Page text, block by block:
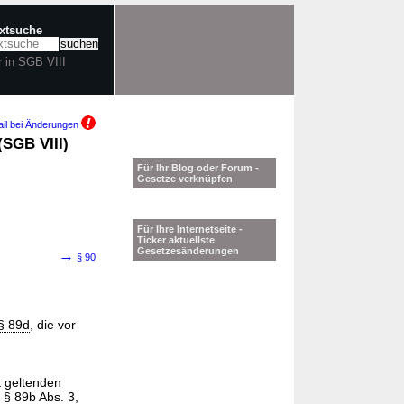
in SGB VIII
bei Änderungen
VIII)
→ § 90
89d , die vor
geltenden
§ 89b Abs. 3
Für Ihr Blog oder Forum -
Gesetze verknüpfen
Für Ihre Internetseite -
Ticker aktuellste
Gesetzesänderungen